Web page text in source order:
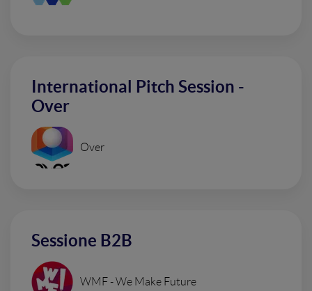
International Pitch Session -
Over
Over
Sessione B2B
WMF - We Make Future